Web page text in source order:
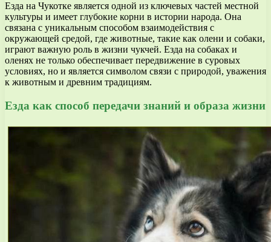
Езда на Чукотке является одной из ключевых частей местной
культуры и имеет глубокие корни в истории народа. Она
связана с уникальным способом взаимодействия с
окружающей средой, где животные, такие как олени и собаки,
играют важную роль в жизни чукчей. Езда на собаках и
оленях не только обеспечивает передвижение в суровых
условиях, но и является символом связи с природой, уважения
к животным и древним традициям.
Езда как способ передачи знаний и образа жизни